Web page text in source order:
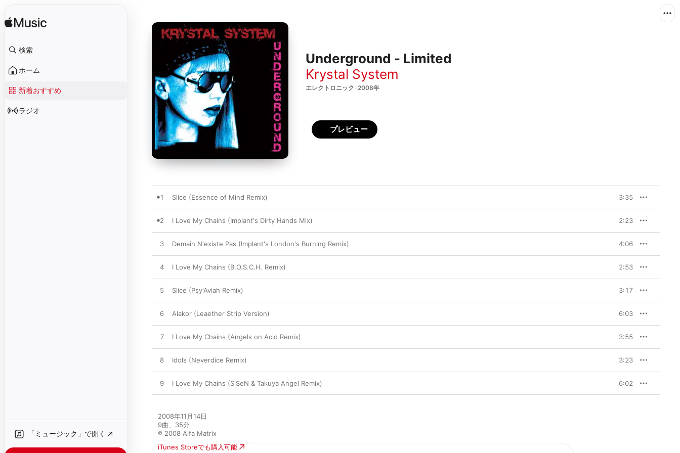
検索
ホーム
新着おすすめ
ラジオ
「ミュージック」で開く
Underground - Limited
Krystal System
エレクトロニック · 2008年
プレビュー
1 Slice (Essence of Mind Remix) 3:35
2 I Love My Chains (Implant's Dirty Hands Mix) 2:23
3 Demain N'existe Pas (Implant's London's Burning Remix) 4:06
4 I Love My Chains (B.O.S.C.H. Remix) 2:53
5 Slice (Psy'Aviah Remix) 3:17
6 Alakor (Leaether Strip Version) 6:03
7 I Love My Chains (Angels on Acid Remix) 3:55
8 Idols (Neverdice Remix) 3:23
9 I Love My Chains (SiSeN & Takuya Angel Remix) 6:02
2008年11月14日
9曲、35分
℗ 2008 Alfa Matrix
iTunes Storeでも購入可能